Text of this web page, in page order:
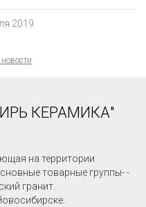
2019
КЕРАМИКА"
на территории
товарные группы- -
гранит.